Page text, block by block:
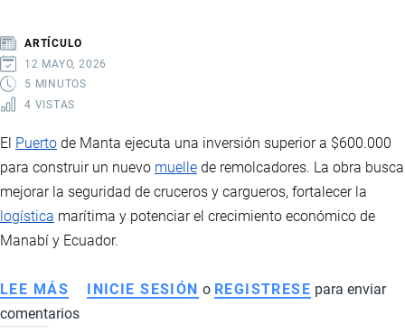
PUERTO
BANANERO
EN
ARTÍCULO
12 MAYO, 2026
5 MINUTOS
4 VISTAS
El Puerto de Manta ejecuta una inversión superior a $600.000
para construir un nuevo muelle de remolcadores. La obra busca
mejorar la seguridad de cruceros y cargueros, fortalecer la
logística marítima y potenciar el crecimiento económico de
Manabí y Ecuador.
LEE MÁS SOBRE
PUERTO
INICIE SESIÓN o REGISTRESE para enviar
comentarios